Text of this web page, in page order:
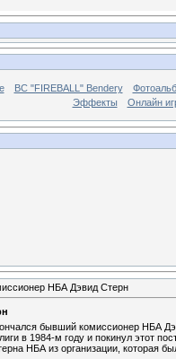
BC "FIREBALL" Bendery
Эффекты
Онлайн
НБА Дэвид Стерн
бывший комиссионер НБА
в 1984-м году и покинул этот
НБА из организации, которая